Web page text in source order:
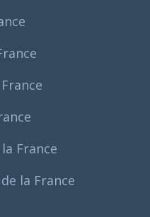
France
la France